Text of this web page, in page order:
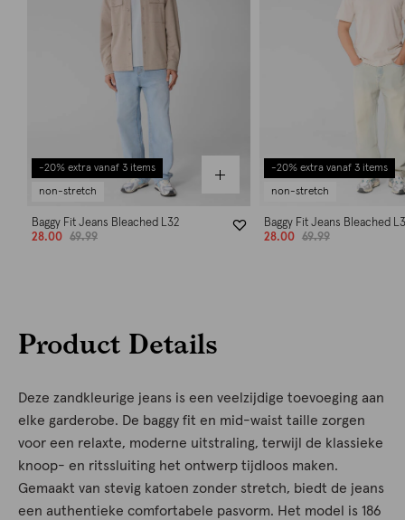
-20% extra vanaf 3 items
non-stretch
Baggy Fit Jeans Bleached L32
28.00
69.99
-20% extra vanaf 3 items
non-stretch
Baggy Fit Jeans Bleached
28.00
69.99
Product Details
Deze zandkleurige jeans is een veelzijdige toevoeging aan
elke garderobe. De baggy fit en mid-waist taille zorgen
voor een relaxte, moderne uitstraling, terwijl de klassieke
knoop- en ritssluiting het ontwerp tijdloos maken.
Gemaakt van stevig katoen zonder stretch, biedt de jeans
een authentieke comfortabele pasvorm. Het model is 186